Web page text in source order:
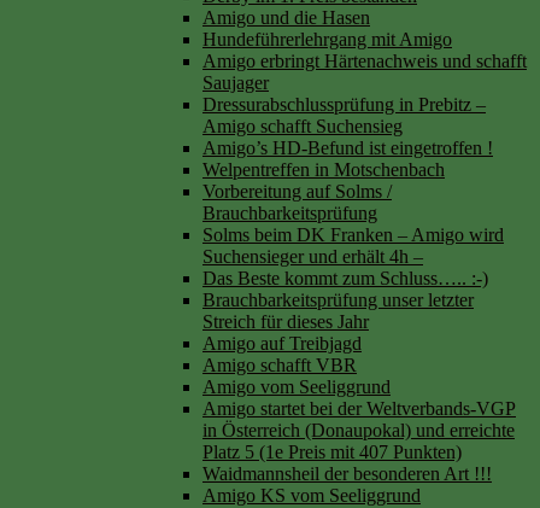
Amigo und die Hasen
Hundeführerlehrgang mit Amigo
Amigo erbringt Härtenachweis und schafft
Saujager
Dressurabschlussprüfung in Prebitz –
Amigo schafft Suchensieg
Amigo’s HD-Befund ist eingetroffen !
Welpentreffen in Motschenbach
Vorbereitung auf Solms /
Brauchbarkeitsprüfung
Solms beim DK Franken – Amigo wird
Suchensieger und erhält 4h –
Das Beste kommt zum Schluss….. :-)
Brauchbarkeitsprüfung unser letzter
Streich für dieses Jahr
Amigo auf Treibjagd
Amigo schafft VBR
Amigo vom Seeliggrund
Amigo startet bei der Weltverbands-VGP
in Österreich (Donaupokal) und erreichte
Platz 5 (1e Preis mit 407 Punkten)
Waidmannsheil der besonderen Art !!!
Amigo KS vom Seeliggrund